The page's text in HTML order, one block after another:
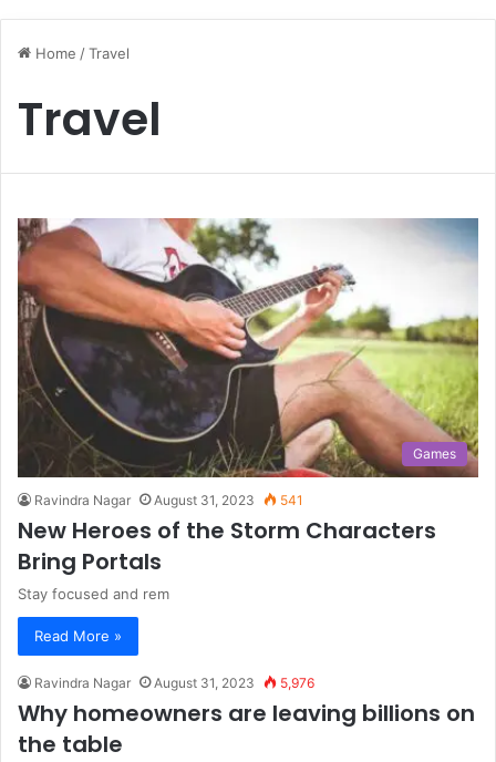
Home /Travel
Travel
Games
Ravindra Nagar August 31, 2023 541
New Heroes of the Storm Characters
Bring Portals
Stay focused and rem
Read More »
Ravindra Nagar August 31, 2023 5,976
Why homeowners are leaving billions on
the table